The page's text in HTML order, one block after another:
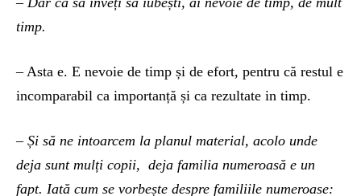
timp.
– Asta e. E nevoie de timp și de efort, pentru că restul e
incomparabil ca importanță și ca rezultate in timp.
– Și să ne intoarcem la planul material, acolo unde
deja sunt mulți copii, deja familia numeroasă e un
fapt. Iată cum se vorbește despre familiile numeroase: